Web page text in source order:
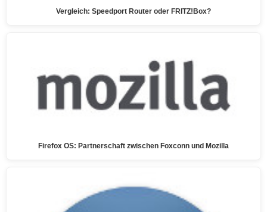
Vergleich: Speedport Router oder FRITZ!Box?
Firefox OS: Partnerschaft zwischen Foxconn und Mozilla